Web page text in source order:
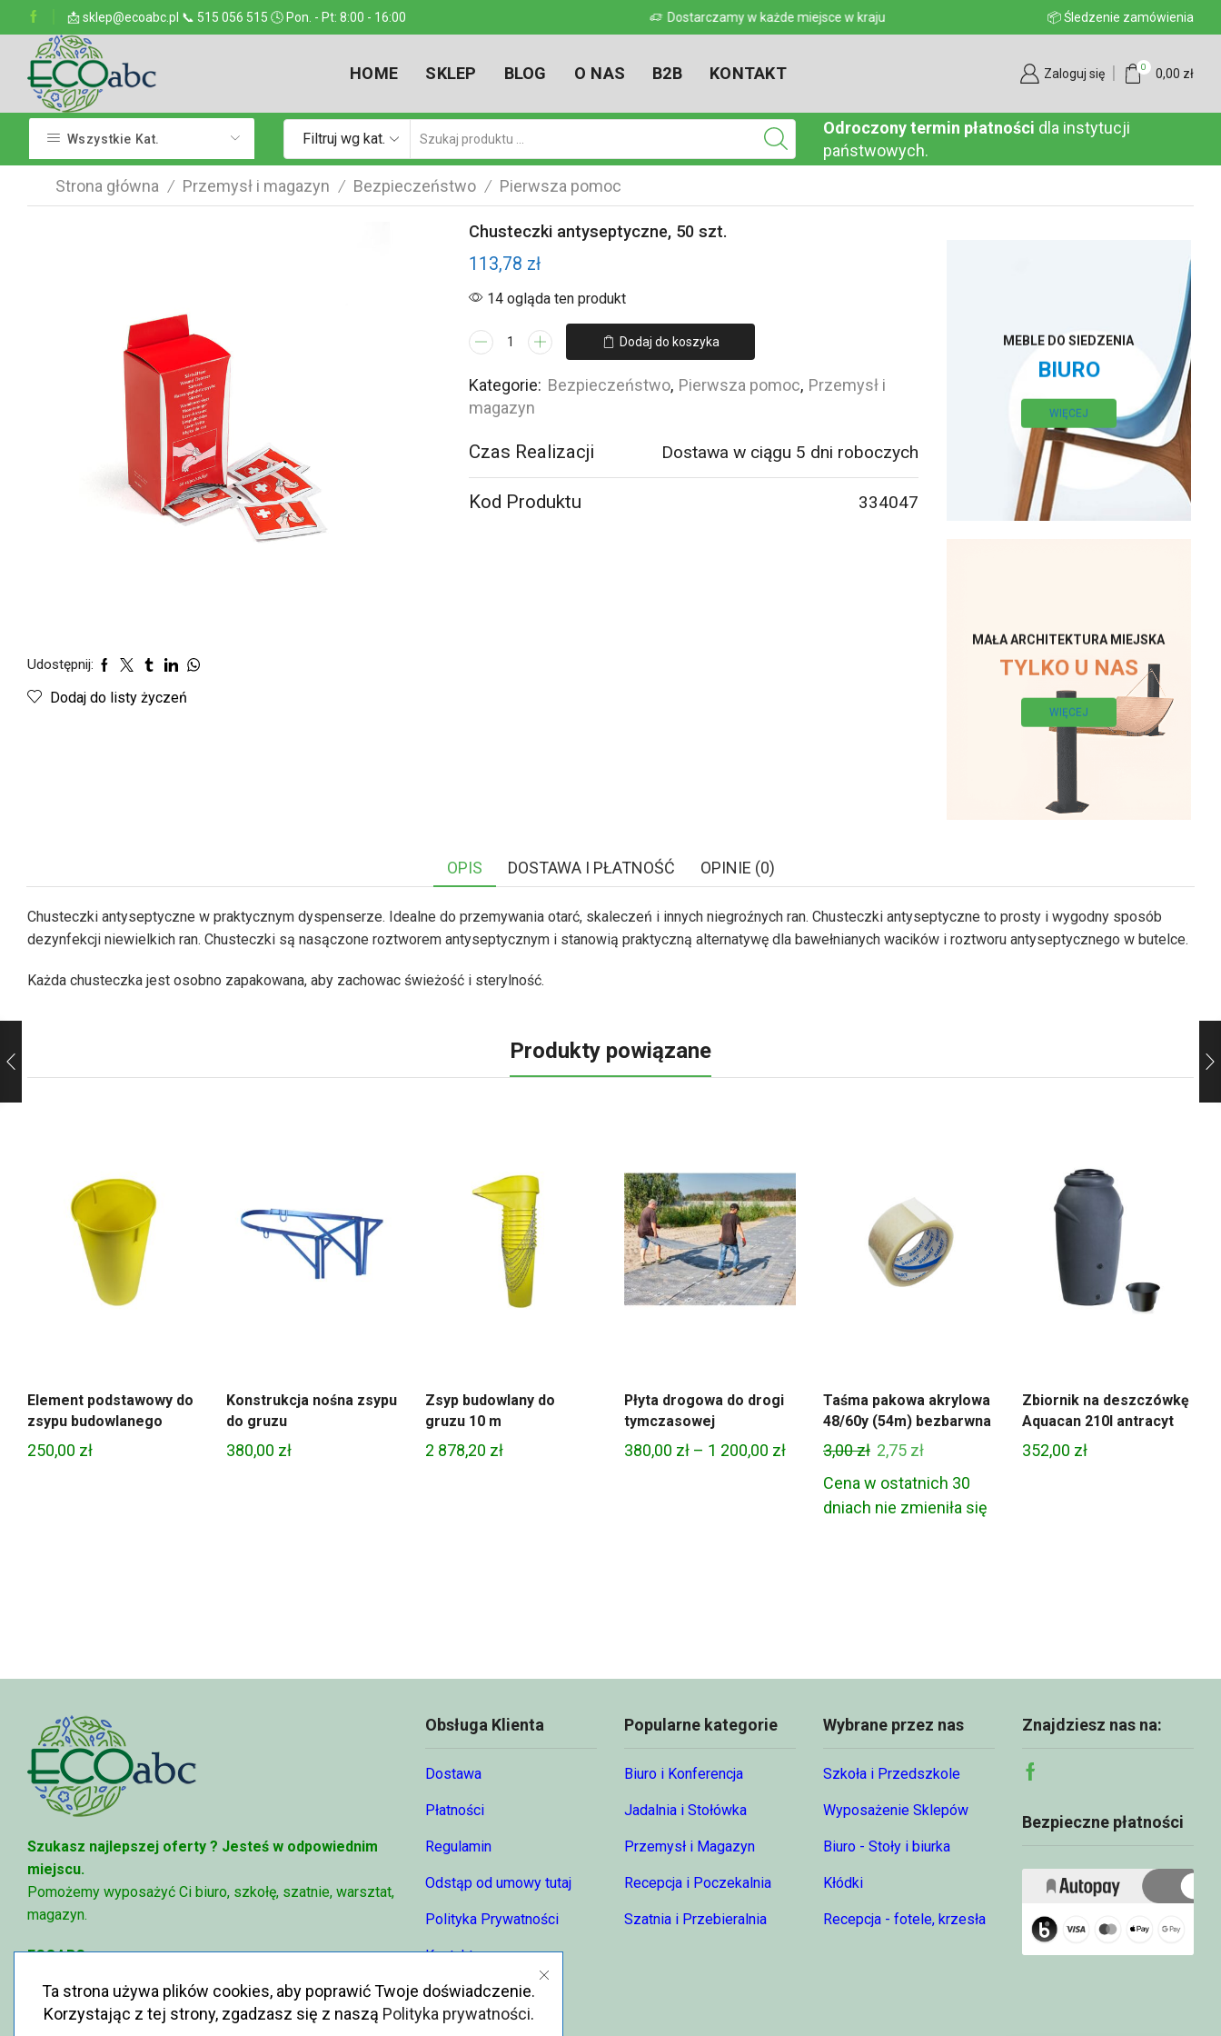
📩 sklep@ecoabc.pl 📞 515 056 515 🕓 Pon. - Pt: 8:00 - 16:00
w kraju Dostarczamy w każde miejsce w kraju Dostarczamy w każde miejsce w kraju 📦 Śledzenie zamówienia
HOME SKLEP BLOG O NAS B2B KONTAKT Zaloguj się 0 0,00 zł
Wszystkie Kat. Filtruj wg kat.
wyszukiwania
Odroczony termin płatności dla instytucji
państwowych.
Strona główna / Przemysł i magazyn / Bezpieczeństwo / Pierwsza pomoc
Udostępnij:
Dodaj do listy życzeń
Chusteczki antyseptyczne, 50 szt.
113,78 zł
14 ogląda ten produkt
ilość
antyseptyczne,
50
Dodaj do koszyka
Kategorie: Bezpieczeństwo, Pierwsza pomoc, Przemysł i
magazyn
Czas Realizacji Dostawa w ciągu 5 dni roboczych
Kod Produktu 334047
MEBLE DO SIEDZENIA
BIURO
WIĘCEJ
MAŁA ARCHITEKTURA MIEJSKA
TYLKO U NAS
WIĘCEJ
OPIS DOSTAWA I PŁATNOŚĆ OPINIE (0)
Chusteczki antyseptyczne w praktycznym dyspenserze. Idealne do przemywania otarć, skaleczeń i innych niegroźnych ran. Chusteczki antyseptyczne to prosty i wygodny sposób
dezynfekcji niewielkich ran. Chusteczki są nasączone roztworem antyseptycznym i stanowią praktyczną alternatywę dla bawełnianych wacików i roztworu antyseptycznego w butelce.
Każda chusteczka jest osobno zapakowana, aby zachowac świeżość i sterylność.
Produkty powiązane
Element podstawowy do
zsypu budowlanego
250,00 zł
Konstrukcja nośna zsypu
do gruzu
380,00 zł
Zsyp budowlany do
gruzu 10 m
2 878,20 zł
Płyta drogowa do drogi
tymczasowej
380,00 zł – 1 200,00 złZakres
Taśma pakowa akrylowa
48/60y (54m) bezbarwna
3,00zł Pierwotna
cena
wynosiła:
2,75 złAktualna
cena
wynosi:
Cena w ostatnich 30
dniach nie zmieniła się
Zbiornik na deszczówkę
Aquacan 210l antracyt
352,00 zł
Szukasz najlepszej oferty ? Jesteś w odpowiednim
miejscu.
Pomożemy wyposażyć Ci biuro, szkołę, szatnie, warsztat,
magazyn.
ECOABC
515-056-515
Królewska 6, 05-825 Grodzisk Mazowiecki
Obsługa Klienta
Dostawa
Płatności
Regulamin
Odstąp od umowy tutaj
Polityka Prywatności
Kontakt
O nas
Popularne kategorie
Biuro i Konferencja
Jadalnia i Stołówka
Przemysł i Magazyn
Recepcja i Poczekalnia
Szatnia i Przebieralnia
Wybrane przez nas
Szkoła i Przedszkole
Wyposażenie Sklepów
Biuro - Stoły i biurka
Kłódki
Recepcja - fotele, krzesła
Znajdziesz nas na:
Facebook
Bezpieczne płatności
Ta strona używa plików cookies, aby poprawić Twoje doświadczenie.
Korzystając z tej strony, zgadzasz się z naszą Polityka prywatności.